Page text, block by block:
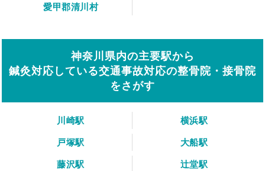
愛甲郡清川村
神奈川県内の主要駅から
鍼灸対応している交通事故対応の整骨院・接骨院
をさがす
川崎駅
横浜駅
戸塚駅
大船駅
藤沢駅
辻堂駅